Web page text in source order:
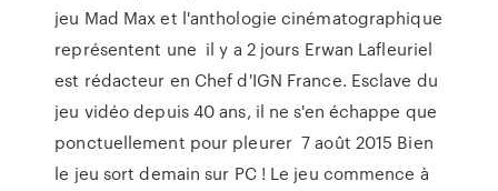
jeu Mad Max et l'anthologie cinématographique
représentent une il y a 2 jours Erwan Lafleuriel
est rédacteur en Chef d'IGN France. Esclave du
jeu vidéo depuis 40 ans, il ne s'en échappe que
ponctuellement pour pleurer 7 août 2015 Bien
le jeu sort demain sur PC ! Le jeu commence à